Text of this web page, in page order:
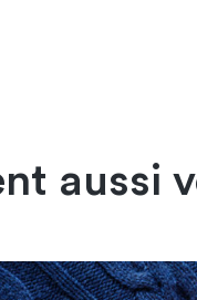
aussi